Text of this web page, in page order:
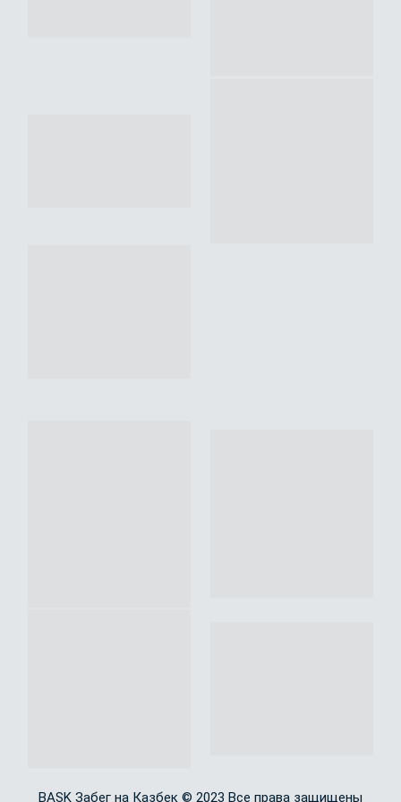
BASK Забег на Казбек © 2023 Все права защищены